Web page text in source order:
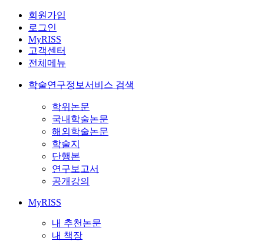
회원가입
로그인
MyRISS
고객센터
전체메뉴
학술연구정보서비스 검색
학위논문
국내학술논문
해외학술논문
학술지
단행본
연구보고서
공개강의
MyRISS
내 추천논문
내 책장